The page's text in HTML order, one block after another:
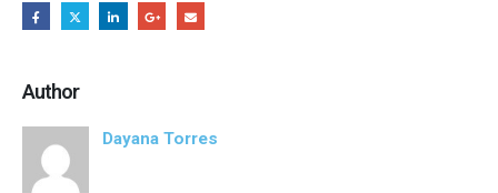
Author
Dayana Torres